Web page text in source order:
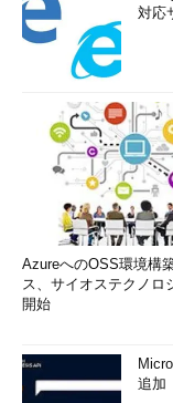
対応
AzureへのOSS環境構
ス、サイオステクノロ
開始
追加